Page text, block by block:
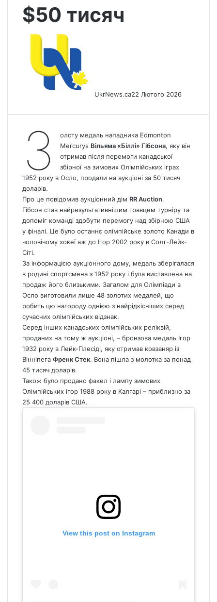
$50 тисяч
UkrNews.ca22 Лютого 2026
З
олоту медаль нападника Edmonton
Mercurys Вільяма «Біллі» Гібсона, яку він
отримав після перемоги канадської
збірної на зимових Олімпійських іграх
1952 року в Осло, продали на аукціоні за 50 тисяч
доларів.
Про це повідомив аукціонний дім RR Auction.
Гібсон став найрезультативнішим гравцем турніру та
допоміг команді здобути перемогу над збірною США
у фіналі. Це було останнє олімпійське золото Канади в
чоловічому хокеї аж до Ігор 2002 року в Солт-Лейк-
Сіті.
За інформацією аукціонного дому, медаль зберігалася
в родині спортсмена з 1952 року і була виставлена на
продаж його близькими. Загалом для Олімпіади в
Осло виготовили лише 48 золотих медалей, що
робить цю нагороду однією з найрідкісніших серед
сучасних олімпійських відзнак.
Серед інших канадських олімпійських реліквій,
проданих на тому ж аукціоні, – бронзова медаль Ігор
1932 року в Лейк-Плесіді, яку отримав ковзаняр із
Вінніпега Френк Стек. Вона пішла з молотка за понад
45 тисяч доларів.
Також було продано факел і лампу зимових
Олімпійських ігор 1988 року в Калгарі – приблизно за
25 400 доларів США.
View this post on Instagram